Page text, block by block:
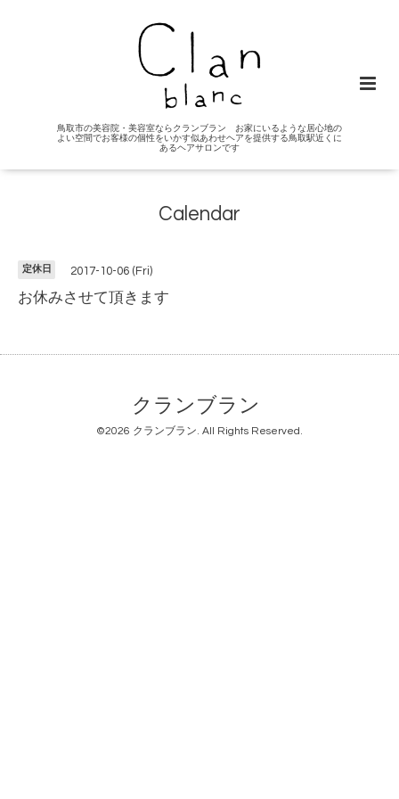
鳥取市の美容院・美容室ならクランブラン お家にいるような居心地の
よい空間でお客様の個性をいかす似あわせヘアを提供する鳥取駅近くに
あるヘアサロンです
Calendar
定休日 2017-10-06 (Fri)
お休みさせて頂きます
クランブラン
©2026 クランブラン. All Rights Reserved.